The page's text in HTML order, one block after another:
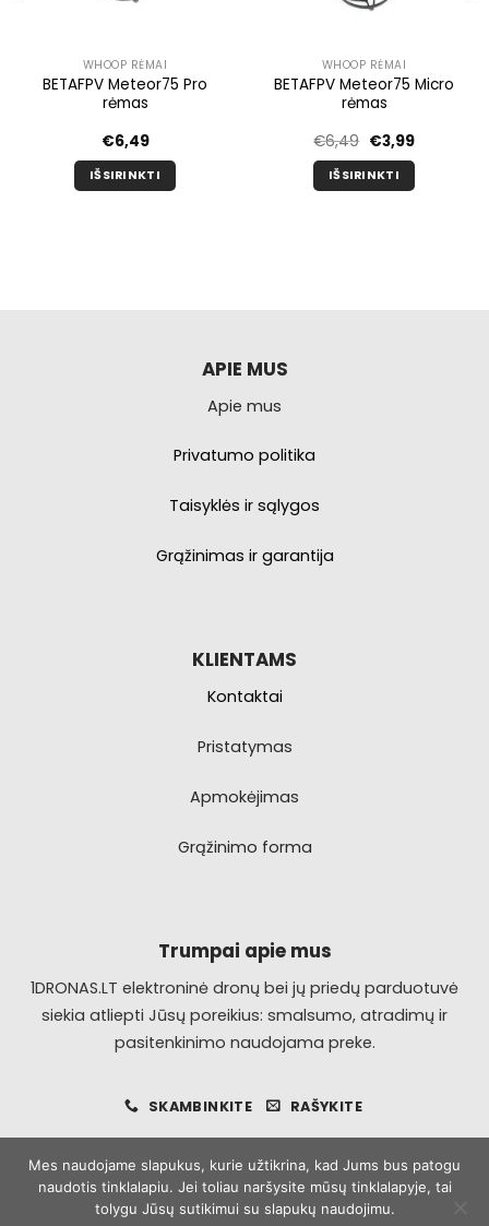
WHOOP RĖMAI
BETAFPV Meteor75 Pro
rėmas
€6,49
IŠSIRINKTI
WHOOP RĖMAI
BETAFPV Meteor75 Micro
rėmas
€6,49 Pradinė
kaina
buvo:
€6,49.
€3,99Dabartinė
yra:
€3,99.
IŠSIRINKTI
APIE MUS
Apie mus
Privatumo politika
Taisyklės ir sąlygos
Grąžinimas ir garantija
KLIENTAMS
Kontaktai
Pristatymas
Apmokėjimas
Grąžinimo forma
Trumpai apie mus
1DRONAS.LT elektroninė dronų bei jų priedų parduotuvė
siekia atliepti Jūsų poreikius: smalsumo, atradimų ir
pasitenkinimo naudojama preke.
SKAMBINKITE RAŠYKITE
Visa MasterCard
Bank
Mes naudojame slapukus, kurie užtikrina, kad Jums bus patogu
naudotis tinklalapiu. Jei toliau naršysite mūsų tinklalapyje, tai
tolygu Jūsų sutikimui su slapukų naudojimu.